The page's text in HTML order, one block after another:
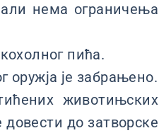
нема ограничења
пића.
оружја је забрањено.
животињских
до затворске